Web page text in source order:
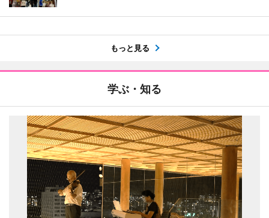
もっと見る
学ぶ・知る